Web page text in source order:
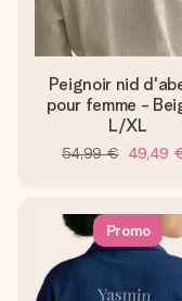
Peignoir nid
pour femme -
L/XL
54,99 € 49,49
Promo